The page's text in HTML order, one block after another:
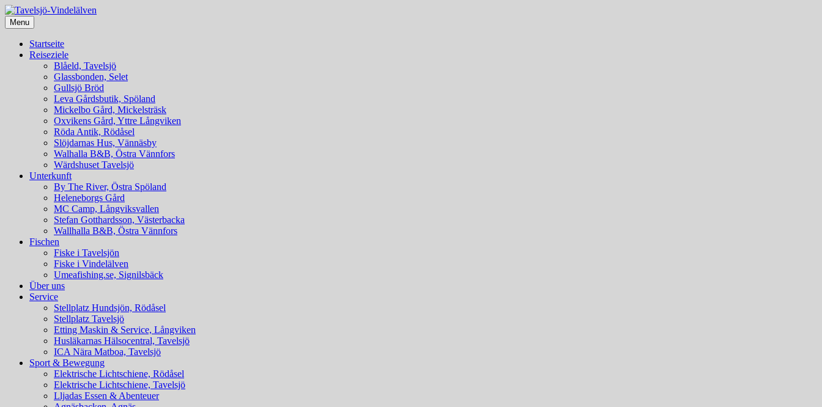
Tavelsjö-Vindelälven
Menu
Startseite
Reiseziele
Blåeld, Tavelsjö
Glassbonden, Selet
Gullsjö Bröd
Leva Gårdsbutik, Spöland
Mickelbo Gård, Mickelsträsk
Oxvikens Gård, Yttre Långviken
Röda Antik, Rödåsel
Slöjdarnas Hus, Vännäsby
Walhalla B&B, Östra Vännfors
Wärdshuset Tavelsjö
Unterkunft
By The River, Östra Spöland
Heleneborgs Gård
MC Camp, Långviksvallen
Stefan Gotthardsson, Västerbacka
Wallhalla B&B, Östra Vännfors
Fischen
Fiske i Tavelsjön
Fiske i Vindelälven
Umeafishing.se, Signilsbäck
Über uns
Service
Stellplatz Hundsjön, Rödåsel
Stellplatz Tavelsjö
Etting Maskin & Service, Långviken
Husläkarnas Hälsocentral, Tavelsjö
ICA Nära Matboa, Tavelsjö
Sport & Bewegung
Elektrische Lichtschiene, Rödåsel
Elektrische Lichtschiene, Tavelsjö
Lljadas Essen & Abenteuer